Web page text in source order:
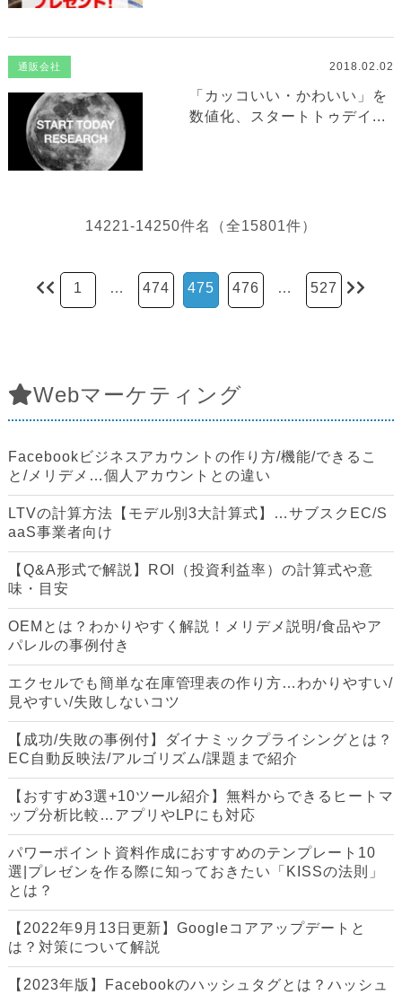
通販会社 2018.02.02
「カッコいい・かわいい」を
数値化、スタートトゥデイ...
14221-14250件名（全15801件）
1 … 474 475 476 … 527
Webマーケティング
Facebookビジネスアカウントの作り方/機能/できるこ
と/メリデメ…個人アカウントとの違い
LTVの計算方法【モデル別3大計算式】…サブスクEC/S
aaS事業者向け
【Q&A形式で解説】ROI（投資利益率）の計算式や意
味・目安
OEMとは？わかりやすく解説！メリデメ説明/食品やア
パレルの事例付き
エクセルでも簡単な在庫管理表の作り方…わかりやすい/
見やすい/失敗しないコツ
【成功/失敗の事例付】ダイナミックプライシングとは？
EC自動反映法/アルゴリズム/課題まで紹介
【おすすめ3選+10ツール紹介】無料からできるヒートマ
ップ分析比較…アプリやLPにも対応
パワーポイント資料作成におすすめのテンプレート10
選|プレゼンを作る際に知っておきたい「KISSの法則」
とは？
【2022年9月13日更新】Googleコアアップデートと
は？対策について解説
【2023年版】Facebookのハッシュタグとは？ハッシュ